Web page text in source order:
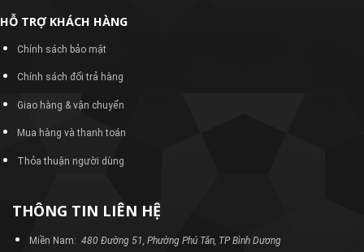
HỖ TRỢ KHÁCH HÀNG
Chính sách bảo mật
Chính sách đổi trả hàng
Giao hàng & vận chuyển
Mua hàng và thanh toán
Thỏa thuận người dùng
THÔNG TIN LIÊN HỆ
Miền Nam: 480 Đường 51, Phường Phú Tân, TP Bình Dương